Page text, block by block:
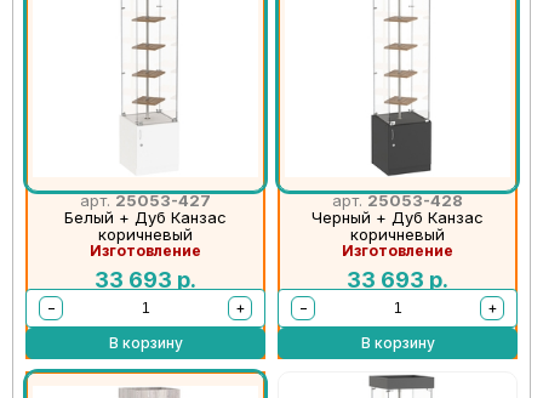
арт.25053-427
Белый + Дуб Канзас
коричневый
Изготовление
33 693 р.
−
+
В корзину
арт.25053-428
Черный + Дуб Канзас
коричневый
Изготовление
33 693 р.
−
+
В корзину